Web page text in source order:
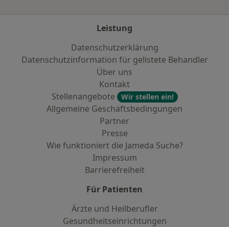
Leistung
Datenschutzerklärung
Datenschutzinformation für gelistete Behandler
Über uns
Kontakt
Stellenangebote
Wir stellen ein!
Allgemeine Geschäftsbedingungen
Partner
Presse
Wie funktioniert die Jameda Suche?
Impressum
Barrierefreiheit
Für Patienten
Ärzte und Heilberufler
Gesundheitseinrichtungen